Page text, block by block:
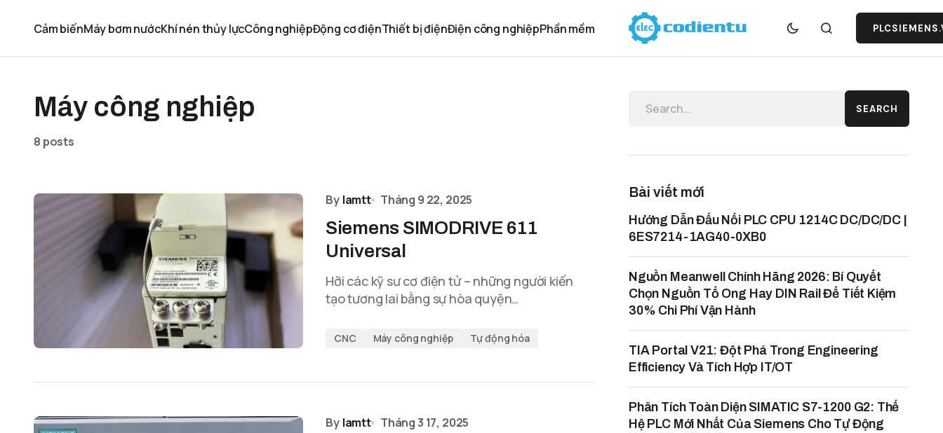
Cảm biếnMáy bơm nướcKhí nén thủy lựcCông nghiệpĐộng cơ điệnThiết bị điệnĐiện công nghiệpPhần mềm
Máy công nghiệp
8 posts
By lamtt Tháng 9 22, 2025
Siemens SIMODRIVE 611
Universal
Hỡi các kỹ sư cơ điện tử – những người kiến
tạo tương lai bằng sự hòa quyện…
CNC Máy công nghiệp Tự động hóa
By lamtt Tháng 3 17, 2025
SEARCH
Bài viết mới
Hướng Dẫn Đấu Nối PLC CPU 1214C DC/DC/DC |
6ES7214-1AG40-0XB0
Nguồn Meanwell Chính Hãng 2026: Bí Quyết
Chọn Nguồn Tổ Ong Hay DIN Rail Để Tiết Kiệm
30% Chi Phí Vận Hành
TIA Portal V21: Đột Phá Trong Engineering
Efficiency Và Tích Hợp IT/OT
Phân Tích Toàn Diện SIMATIC S7-1200 G2: Thế
Hệ PLC Mới Nhất Của Siemens Cho Tự Động